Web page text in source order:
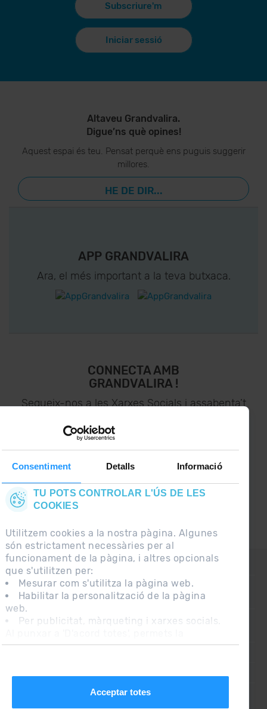
Consentiment Detalls Informació
TU POTS CONTROLAR L'ÚS DE LES
COOKIES
Utilitzem cookies a la nostra pàgina. Algunes
són estrictament necessàries per al
funcionament de la pàgina, i altres opcionals
que s'utilitzen per:
Mesurar com s'utilitza la pàgina web.
Habilitar la personalització de la pàgina
web.
Per publicitat, màrqueting i xarxes socials.
instal·lació de les cookies. Si prefereixes
Acceptar totes
Subscriure'm
Iniciar sessió
Altaveu Grandvalira.
Digue’ns què opines!
Aquest espai és teu. Pensat perquè ens puguis suggerir
millores.
HE DE DIR...
APP GRANDVALIRA
Ara, el més important a la teva butxaca.
CONNECTA AMB
GRANDVALIRA !
Segueix-nos a les Xarxes Socials i assabenta’t
lo últim el primer :)
CONTACTE
PREGUNTES FREQÜENTS